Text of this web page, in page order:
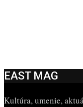
EAST MAG
Kultúra, umenie,